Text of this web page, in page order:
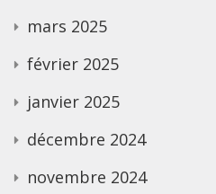
mars 2025
février 2025
janvier 2025
décembre 2024
novembre 2024